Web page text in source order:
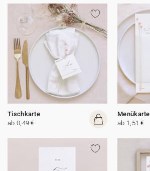
Tischkarte
ab 0,49 €
Menükarte
ab 1,51 €